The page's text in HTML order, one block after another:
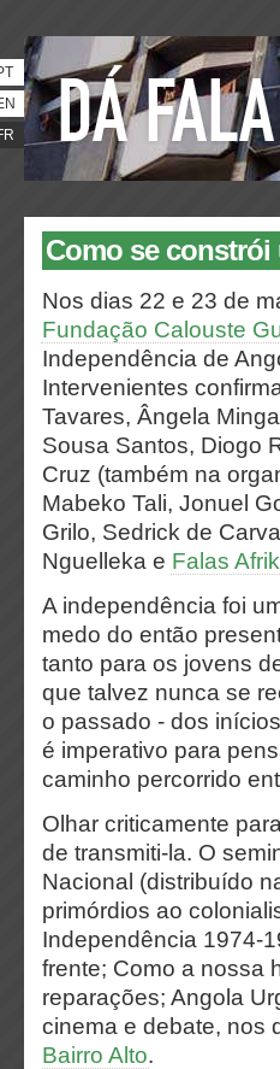
Como se
Nos dias 22 e 23 de
Fundação Calouste
Independência de
Intervenientes
Tavares, Ângela
Sousa Santos, Diogo
Cruz (também na
Mabeko Tali, Jonuel
Grilo, Sedrick de
Nguelleka e Falas
A independência foi
medo do então
tanto para os jovens
que talvez nunca se
o passado - dos
é imperativo para
caminho percorrido
Olhar criticamente
de transmiti-la. O
Nacional (distribuído
primórdios ao
Independência 1974-
frente; Como a nossa
reparações; Angola
cinema e debate, nos
Bairro Alto.